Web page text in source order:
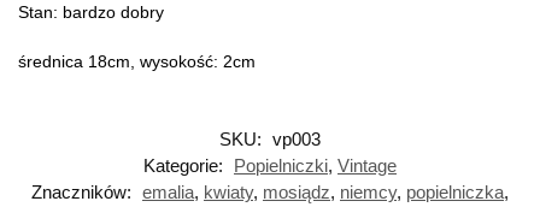
Stan: bardzo dobry
średnica 18cm, wysokość: 2cm
SKU: vp003
Kategorie:
Popielniczki, Vintage
Znaczników: emalia, kwiaty, mosiądz, niemcy, popielniczka,